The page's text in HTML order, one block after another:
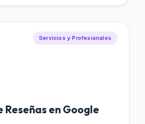
Servicios y Profesionales
Reseñas en Google